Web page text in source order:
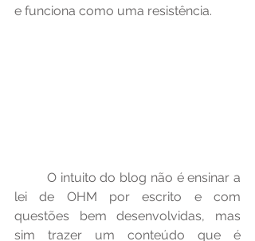
e funciona como uma resistência.
lei de OHM por escrito e com
questões bem desenvolvidas, mas
sim trazer um conteúdo que é